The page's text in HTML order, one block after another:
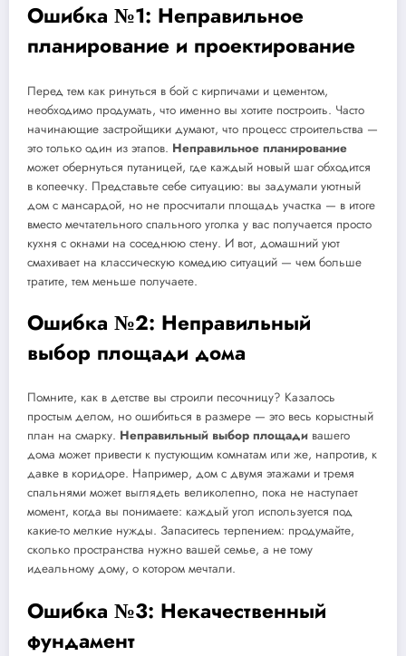
Ошибка №1: Неправильное
планирование и проектирование
Перед тем как ринуться в бой с кирпичами и цементом,
необходимо продумать, что именно вы хотите построить. Часто
начинающие застройщики думают, что процесс строительства —
это только один из этапов. Неправильное планирование
может обернуться путаницей, где каждый новый шаг обходится
в копеечку. Представьте себе ситуацию: вы задумали уютный
дом с мансардой, но не просчитали площадь участка — в итоге
вместо мечтательного спального уголка у вас получается просто
кухня с окнами на соседнюю стену. И вот, домашний уют
смахивает на классическую комедию ситуаций — чем больше
тратите, тем меньше получаете.
Ошибка №2: Неправильный
выбор площади дома
Помните, как в детстве вы строили песочницу? Казалось
простым делом, но ошибиться в размере — это весь корыстный
план на смарку. Неправильный выбор площади вашего
дома может привести к пустующим комнатам или же, напротив, к
давке в коридоре. Например, дом с двумя этажами и тремя
спальнями может выглядеть великолепно, пока не наступает
момент, когда вы понимаете: каждый угол используется под
какие-то мелкие нужды. Запаситесь терпением: продумайте,
сколько пространства нужно вашей семье, а не тому
идеальному дому, о котором мечтали.
Ошибка №3: Некачественный
фундамент